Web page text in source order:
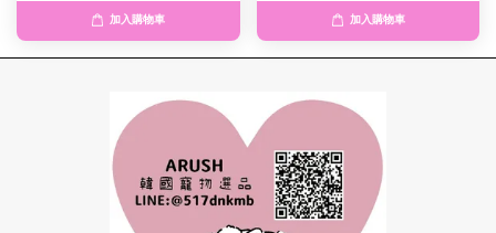
加入購物車 加入購物車